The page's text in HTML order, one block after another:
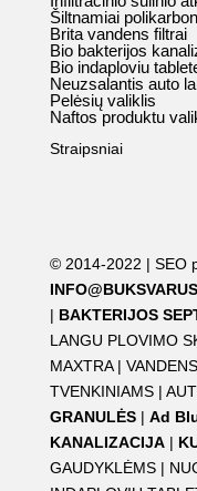
Šiltnamiai
Brita vandens filtrai
Bio bakterijos
Bio indaploviu
Neuzsalantis auto
Pelėsių valiklis
Naftos produktu
Straipsniai
© 2014-2022 | SEO
| BAKTERIJOS
LANGU PLOVIMO
MAXTRA|
TVENKINIAMS|
GRANULĖS| Ad
KANALIZACIJA|
GAUDYKLĖMS|